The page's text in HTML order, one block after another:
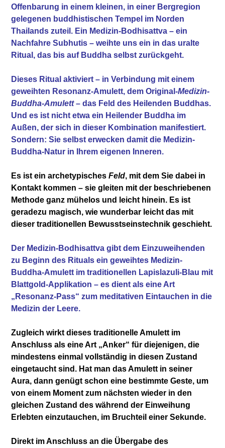
Offenbarung in einem kleinen, in einer Bergregion
gelegenen buddhistischen Tempel im Norden
Thailands zuteil. Ein Medizin-Bodhisattva – ein
Nachfahre Subhutis – weihte uns ein in das uralte
Ritual, das bis auf Buddha selbst zurückgeht.
Dieses Ritual aktiviert – in Verbindung mit einem
geweihten Resonanz-Amulett, dem Original-Medizin-
Buddha-Amulett– das Feld des Heilenden Buddhas.
Und es ist nicht etwa ein Heilender Buddha im
Außen, der sich in dieser Kombination manifestiert.
Sondern: Sie selbst erwecken damit die Medizin-
Buddha-Natur in Ihrem eigenen Inneren.
Es ist ein archetypischesFeld, mit dem Sie dabei in
Kontakt kommen – sie gleiten mit der beschriebenen
Methode ganz mühelos und leicht hinein. Es ist
geradezu magisch, wie wunderbar leicht das mit
dieser traditionellen Bewusstseinstechnik geschieht.
Der Medizin-Bodhisattva gibt dem Einzuweihenden
zu Beginn des Rituals ein geweihtes Medizin-
Buddha-Amulett im traditionellen Lapislazuli-Blau mit
Blattgold-Applikation – es dient als eine Art
„Resonanz-Pass“ zum meditativen Eintauchen in die
Medizin der Leere.
Zugleich wirkt dieses traditionelle Amulett im
Anschluss als eine Art „Anker“ für diejenigen, die
mindestens einmal vollständig in diesen Zustand
eingetaucht sind. Hat man das Amulett in seiner
Aura, dann genügt schon eine bestimmte Geste, um
von einem Moment zum nächsten wieder in den
gleichen Zustand des während der Einweihung
Erlebten einzutauchen, im Bruchteil einer Sekunde.
Direkt im Anschluss an die Übergabe des